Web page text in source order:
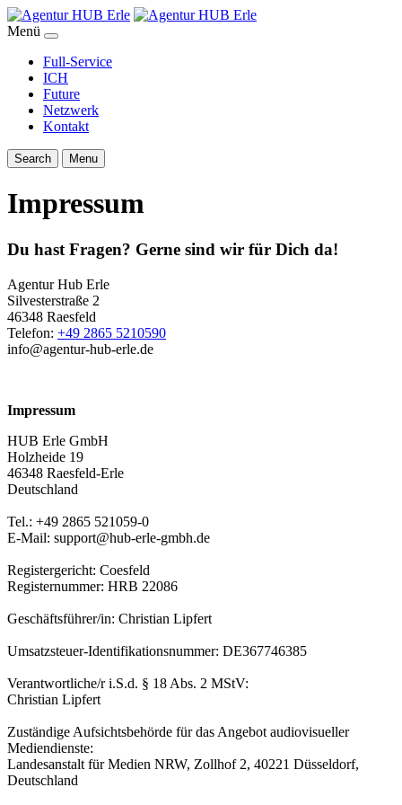
Menü
Full-Service
ICH
Future
Netzwerk
Kontakt
Search Menu
Impressum
Du hast Fragen? Gerne sind wir für Dich da!
Agentur Hub Erle
Silvesterstraße 2
46348 Raesfeld
Telefon: +49 ‭2865 5210590‬
info@agentur-hub-erle.de
Impressum
HUB Erle GmbH
Holzheide 19
46348 Raesfeld-Erle
Deutschland
Tel.: +49 2865 521059-0
E-Mail: support@hub-erle-gmbh.de
Registergericht: Coesfeld
Registernummer: HRB 22086
Geschäftsführer/in: Christian Lipfert
Umsatzsteuer-Identifikationsnummer: DE367746385
Verantwortliche/r i.S.d. § 18 Abs. 2 MStV:
Christian Lipfert
Zuständige Aufsichtsbehörde für das Angebot audiovisueller
Mediendienste:
Landesanstalt für Medien NRW, Zollhof 2, 40221 Düsseldorf,
Deutschland